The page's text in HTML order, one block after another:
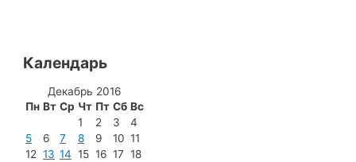
Календарь
Декабрь 2016
Пн Вт Ср Чт Пт Сб Вс
1
2 3
4
5
6 7 8 9 10 11
12 13 14 15 16 17 18